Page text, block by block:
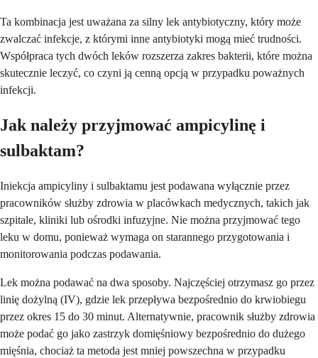
Ta kombinacja jest uważana za silny lek antybiotyczny, który może
zwalczać infekcje, z którymi inne antybiotyki mogą mieć trudności.
Współpraca tych dwóch leków rozszerza zakres bakterii, które można
skutecznie leczyć, co czyni ją cenną opcją w przypadku poważnych
infekcji.
Jak należy przyjmować ampicylinę i
sulbaktam?
Iniekcja ampicyliny i sulbaktamu jest podawana wyłącznie przez
pracowników służby zdrowia w placówkach medycznych, takich jak
szpitale, kliniki lub ośrodki infuzyjne. Nie można przyjmować tego
leku w domu, ponieważ wymaga on starannego przygotowania i
monitorowania podczas podawania.
Lek można podawać na dwa sposoby. Najczęściej otrzymasz go przez
linię dożylną (IV), gdzie lek przepływa bezpośrednio do krwiobiegu
przez okres 15 do 30 minut. Alternatywnie, pracownik służby zdrowia
może podać go jako zastrzyk domięśniowy bezpośrednio do dużego
mięśnia, chociaż ta metoda jest mniej powszechna w przypadku